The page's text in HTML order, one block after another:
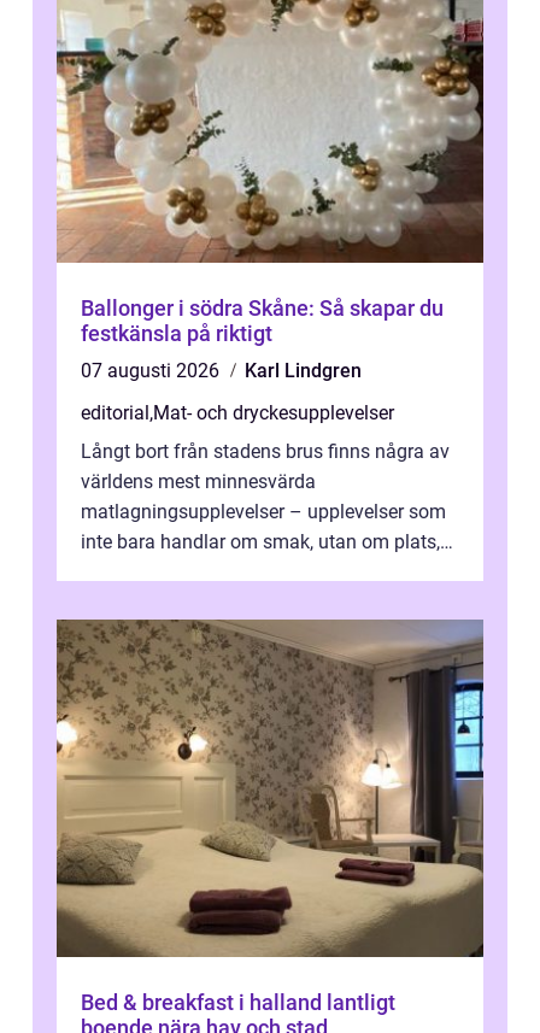
Ballonger i södra Skåne: Så skapar du
festkänsla på riktigt
07 augusti 2026
Karl Lindgren
editorial,Mat- och dryckesupplevelser
Långt bort från stadens brus finns några av
världens mest minnesvärda
matlagningsupplevelser – upplevelser som
inte bara handlar om smak, utan om plats,
Bed & breakfast i halland lantligt
boende nära hav och stad